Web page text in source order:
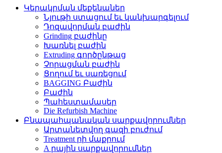
Կերակրման մեքենաներ
Նյութի ստացում եւ կանխարգելում
Դոզավորման բաժին
Grinding բաժինը
Խառնել բաժին
Extruding գործընթաց
Չորացման բաժին
Ցողում եւ սառեցում
BAGGING Բաժին
Բաժին
Պահեստամասեր
Die Refurbish Machine
Բնապահպանական սարքավորումներ
Արտանետվող գազի բուժում
Treatment րի մաքրում
A րային սարքավորումներ